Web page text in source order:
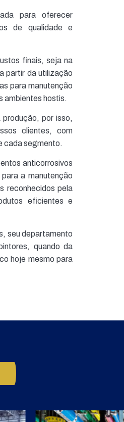
para oferecer
de qualidade e
finais, seja na
partir da utilização
para manutenção
ambientes hostis.
por isso,
clientes, com
cada segmento.
anticorrosivos
a manutenção
reconhecidos pela
eficientes e
seu departamento
quando da
hoje mesmo para